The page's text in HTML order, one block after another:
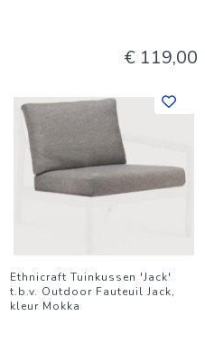
€ 119,00
Ethnicraft Tuinkussen 'Jack'
t.b.v. Outdoor Fauteuil Jack,
kleur Mokka